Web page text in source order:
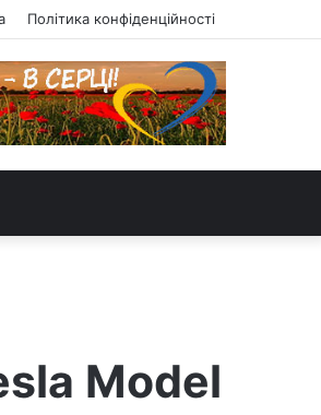
Політика конфіденційності
Model